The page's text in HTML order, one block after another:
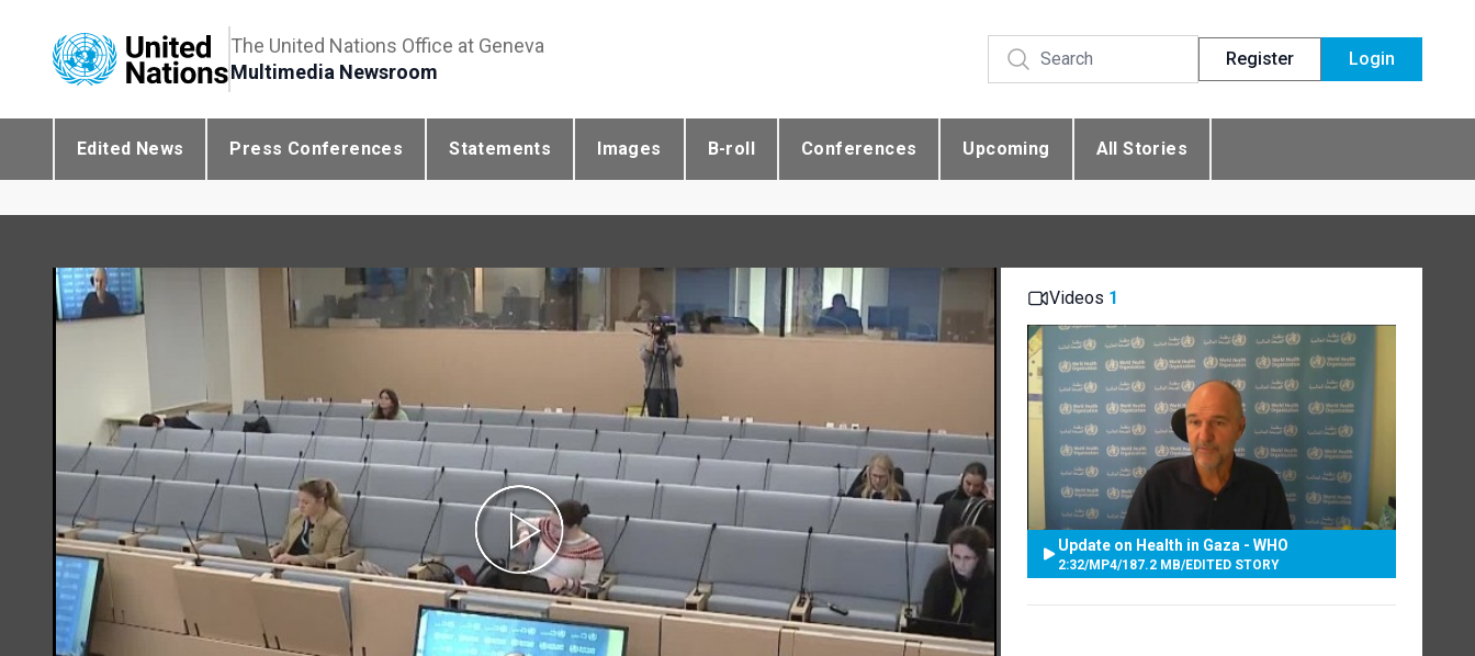
The United Nations Office at Geneva
Multimedia Newsroom
Register Login
Edited News Press Conferences Statements Images B-roll Conferences Upcoming All Stories
Videos 1
Update on Health in Gaza - WHO
2:32/MP4/187.2 MB/EDITED STORY